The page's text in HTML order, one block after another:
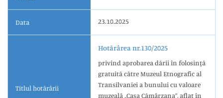
Data 23.10.2025
Titlul hotărârii
Hotărârea nr.130/2025
privind aprobarea dării în folosinţă
gratuită către Muzeul Etnografic al
Transilvaniei a bunului cu valoare
muzeală ,,Casa Cămârzana”, aflat în